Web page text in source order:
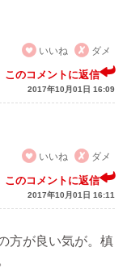
いいね
ダメ
このコメントに返信
2017年10月01日 16:09
いいね
ダメ
このコメントに返信
2017年10月01日 16:11
方が良い気が。槙